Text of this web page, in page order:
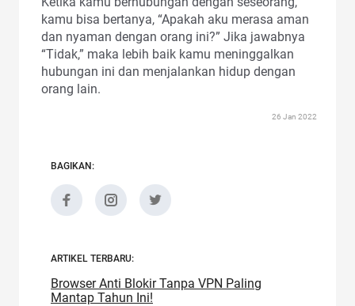
kamu bisa bertanya, “Apakah aku merasa aman
dan nyaman dengan orang ini?” Jika jawabnya
“Tidak,” maka lebih baik kamu meninggalkan
hubungan ini dan menjalankan hidup dengan
orang lain.
26 Jan 2022
BAGIKAN:
ARTIKEL TERBARU:
Browser Anti Blokir Tanpa VPN Paling
Mantap Tahun Ini!